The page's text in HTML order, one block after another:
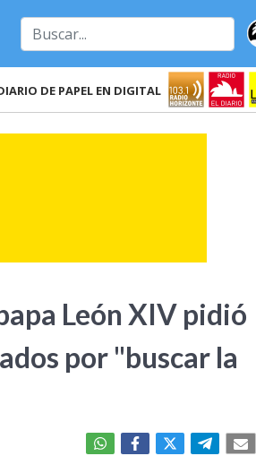
DE PAPEL EN DIGITAL
León XIV pidió
por "buscar la